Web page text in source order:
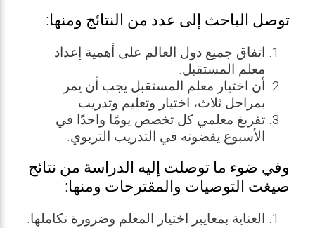
توصل الباحث إلى عدد من النتائج ومنها:
اتفاق جميع دول العالم على أهمية إعداد
معلم المستقبل.
أن اختيار معلم المستقبل يجب أن يمر
بمراحل ثلاث، اختيار وتعليم وتدريب.
تفريغ معلمي كل تخصص يومًا واحدًا في
الأسبوع يقضونه في التدريب التربوي.
وفي ضوء ما توصلت إليه الدراسة من نتائج
صيغت التوصيات والمقترحات ومنها:
العناية بمعايير اختيار المعلم وضرورة تكاملها.